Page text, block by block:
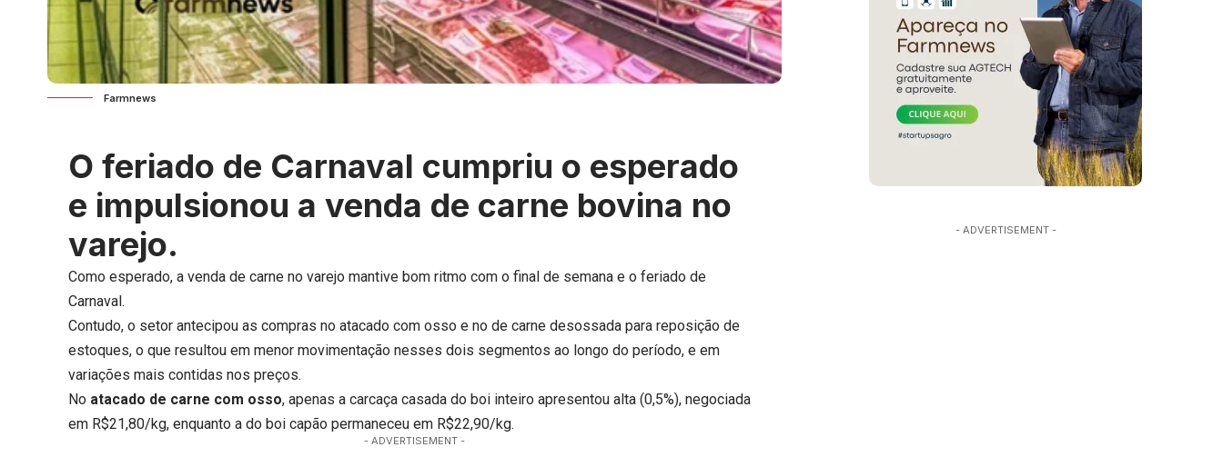
Farmnews
O feriado de Carnaval cumpriu o esperado
e impulsionou a venda de carne bovina no
varejo.
Como esperado, a venda de carne no varejo mantive bom ritmo com o final de semana e o feriado de
Carnaval.
Contudo, o setor antecipou as compras no atacado com osso e no de carne desossada para reposição de
estoques, o que resultou em menor movimentação nesses dois segmentos ao longo do período, e em
variações mais contidas nos preços.
No atacado de carne com osso, apenas a carcaça casada do boi inteiro apresentou alta (0,5%), negociada
em R$21,80/kg, enquanto a do boi capão permaneceu em R$22,90/kg.
- ADVERTISEMENT -
- ADVERTISEMENT -